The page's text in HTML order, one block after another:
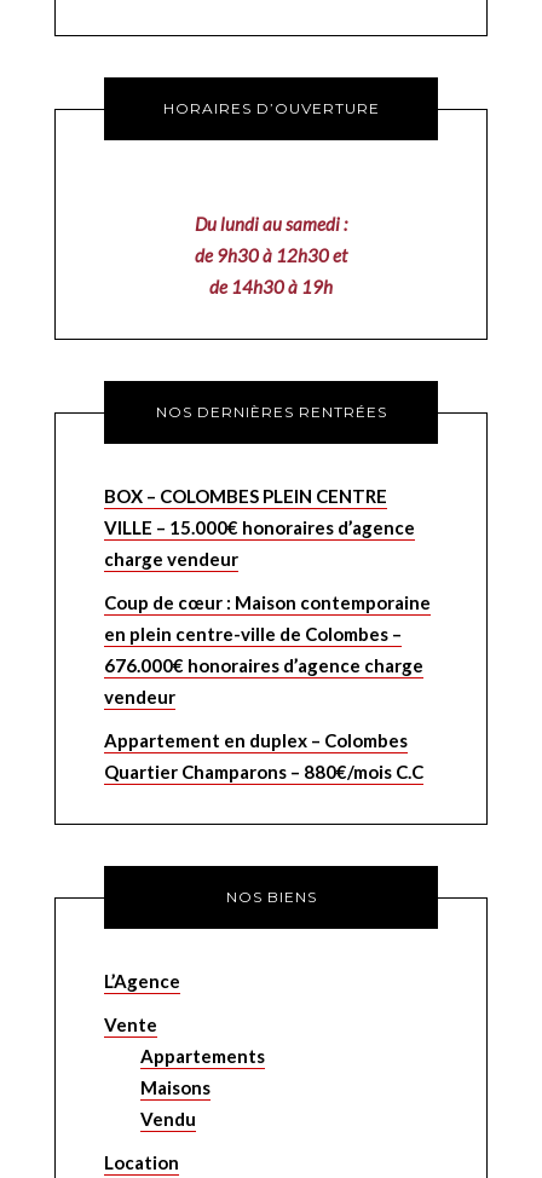
HORAIRES D’OUVERTURE
Du lundi au samedi :
de 9h30 à 12h30 et
de 14h30 à 19h
NOS DERNIÈRES RENTRÉES
BOX – COLOMBES PLEIN CENTRE
VILLE – 15.000€ honoraires d’agence
charge vendeur
Coup de cœur : Maison contemporaine
en plein centre-ville de Colombes –
676.000€ honoraires d’agence charge
vendeur
Appartement en duplex – Colombes
Quartier Champarons – 880€/mois C.C
NOS BIENS
L’Agence
Vente
Appartements
Maisons
Vendu
Location